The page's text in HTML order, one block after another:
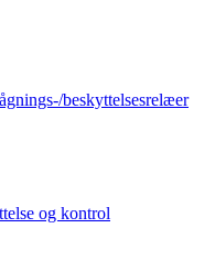
beskyttelsesrelæer
og kontrol